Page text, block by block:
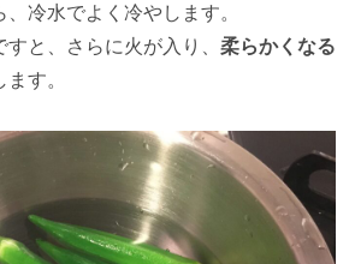
冷水でよく冷やします。
すと、さらに火が入り、 柔らかくなる
す。